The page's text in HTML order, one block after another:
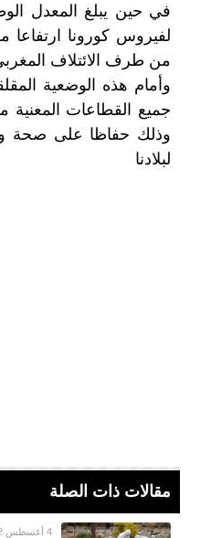
من طرف الائتلاف
وأمام هذه الوضعية
جميع القطاعات المعنية
وذلك حفاظا على صحة
لبلادنا
مقالات ذات الصلة
4 أغسطس 2022